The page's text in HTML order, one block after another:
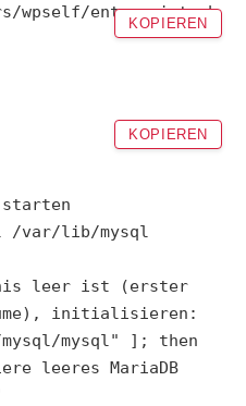
wpself/entrypoint.sh
KOPIEREN
/var/lib/mysql
leer ist (erster
initialisieren:
mysql" ]; then
KOPIEREN